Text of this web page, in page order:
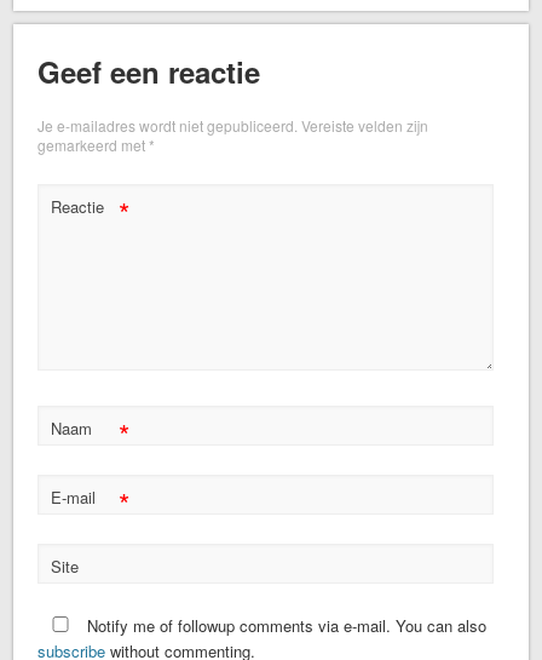
Geef een reactie
Je e-mailadres wordt niet gepubliceerd. Vereiste velden zijn
gemarkeerd met*
Reactie *
Naam *
E-mail *
Site
Notify me of followup comments via e-mail. You can also
subscribe without commenting.